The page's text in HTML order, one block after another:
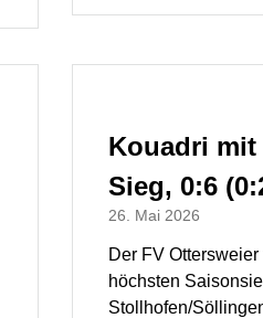
Kouadri mit
Sieg, 0:6
26. Mai 2026
Der FV
höchsten
Stollhofen/